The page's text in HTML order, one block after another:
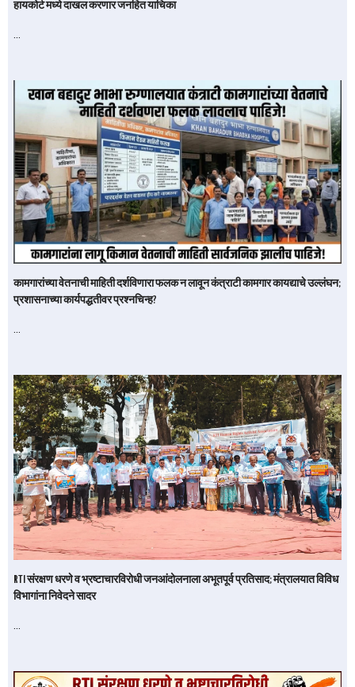
हायकोर्ट मध्ये दाखल करणार जनहित याचिका
…
कामगारांच्या वेतनाची माहिती दर्शविणारा फलक न लावून कंत्राटी कामगार कायद्याचे उल्लंघन;
प्रशासनाच्या कार्यपद्धतीवर प्रश्नचिन्ह?
…
RTI संरक्षण धरणे व भ्रष्टाचारविरोधी जनआंदोलनाला अभूतपूर्व प्रतिसाद; मंत्रालयात विविध
विभागांना निवेदने सादर
…